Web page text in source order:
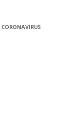
CORONAVIRUS